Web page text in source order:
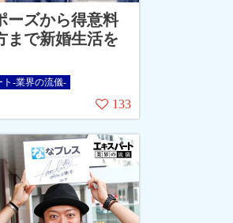
ーズから得意料
まで新婚生活を
ト-業界の流儀-
133